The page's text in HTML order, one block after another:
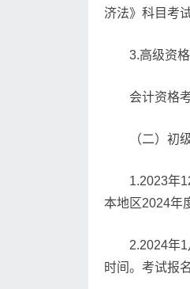
济法》科目考
3.高级资
会计资格
（二）初
1.2023年
本地区2024年
2.2024年
时间。考试报